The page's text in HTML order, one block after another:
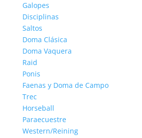
Galopes
Disciplinas
Saltos
Doma Clásica
Doma Vaquera
Raid
Ponis
Faenas y Doma de Campo
Trec
Horseball
Paraecuestre
Western/Reining